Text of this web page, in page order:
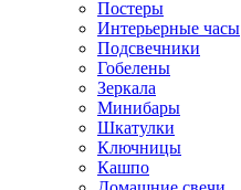
Постеры
Интерьерные часы
Подсвечники
Гобелены
Зеркала
Минибары
Шкатулки
Ключницы
Кашпо